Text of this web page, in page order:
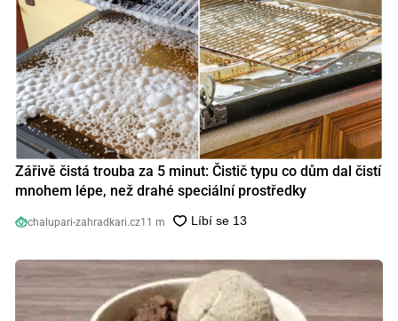
Zářivě čistá trouba za 5 minut: Čistič typu co dům dal čistí
mnohem lépe, než drahé speciální prostředky
chalupari-zahradkari.cz11 m